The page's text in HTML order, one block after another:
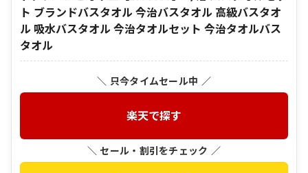
ト ブランドバスタオル 今治バスタオル 高級バスタオ
ル 吸水バスタオル 今治タオルセット 今治タオルバス
タオル
＼ 只今タイムセール中 ／
楽天で探す
＼ セール・割引をチェック ／